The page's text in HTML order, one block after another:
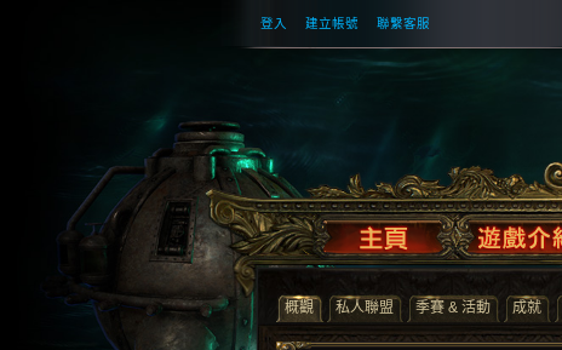
登入 建立帳號 聯繫客服
概觀 私人聯盟 季賽 & 活動 成就